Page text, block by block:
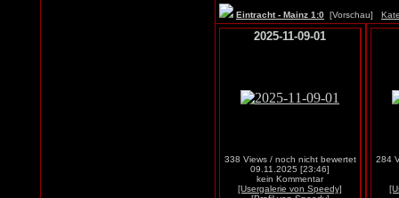
Eintracht - Mainz 1:0 [Vorschau]
2025-11-09-01
338 Views / noch nicht bewertet
09.11.2025 [23:46]
kein Kommentar
[Usergalerie von Speedy]
284